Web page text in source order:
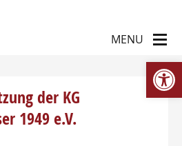
der KG
1949 e.V.